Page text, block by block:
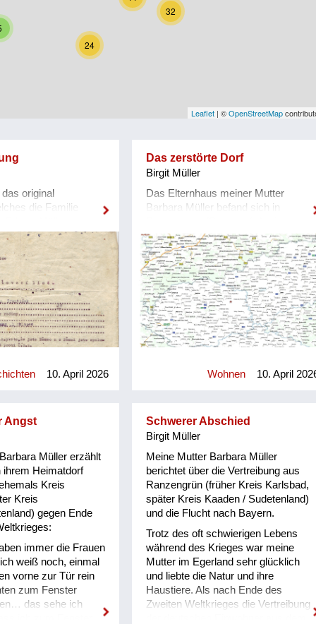
24
32
Leaflet | ©OpenStreetMap
original
die Familie
bekam. Der
sehr schockiert:
die Übersetzung,
wird, weil
gegen die C.S.R.
(was natürlich nicht
Alle
müssen sich am
früh vor dem
mitnehmen.
Schilderung über
der Familie meines
und die
Wochen: Mein Opa
Landwirt mit einem
arbeitete zusätzlich
als Hilfsarbeiter in
in Oberpolitz.
meines Vaters, Franz
mussten 1936
„Elemiehle“)
nach Bensen
Die Familie
10. April 2026
Das zerstörte Dorf
Birgit Müller
Das Elternhaus meiner Mutter
Barbara Müller befand sich in
kleinen Bauerndorf im Kreis
Karlsbad (Karlovy Vary), dem
heutigen Tschechien. Leider wurde
das Dorf Ranzengrün nach Ende
des Zweiten Weltkrieges
vollkommen vernichtet und zu einem
Truppenübungsplatz für das
tschechische Militär umfunktioniert
(Vojenský újezd Hradištĕ). Genau
ist, befand sich ehemals
Wohnen 10. April
Angst
Müller erzählt
ihrem Heimatdorf
Kreis
Kreis
gegen Ende
immer die Frauen
weiß noch, einmal
vorne zur Tür rein
zum Fenster
das sehe ich
Schwerer Abschied
Birgit Müller
Meine Mutter Barbara Müller
berichtet über die Vertreibung aus
Ranzengrün (früher Kreis Karlsbad,
später Kreis Kaaden / Sudetenland)
und die Flucht nach Bayern.
Trotz des oft schwierigen Lebens
während des Krieges war meine
Mutter im Egerland sehr glücklich
und liebte die Natur und ihre
Haustiere. Als nach Ende des
Zweiten Weltkrieges die Vertreibung